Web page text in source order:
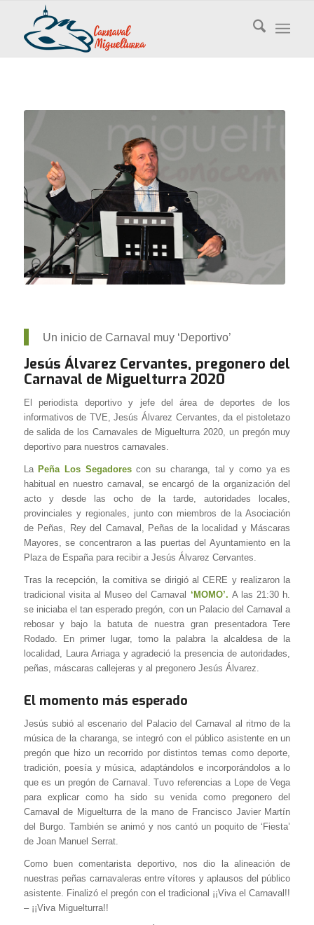
Un inicio de Carnaval muy ‘Deportivo’
Jesús Álvarez Cervantes, pregonero del
Carnaval de Miguelturra 2020
El periodista deportivo y jefe del área de deportes de los
informativos de TVE, Jesús Álvarez Cervantes, da el pistoletazo
de salida de los Carnavales de Miguelturra 2020, un pregón muy
deportivo para nuestros carnavales.
La Peña Los Segadorescon su charanga, tal y como ya es
habitual en nuestro carnaval, se encargó de la organización del
acto y desde las ocho de la tarde, autoridades locales,
provinciales y regionales, junto con miembros de la Asociación
de Peñas, Rey del Carnaval, Peñas de la localidad y Máscaras
Mayores, se concentraron a las puertas del Ayuntamiento en la
Plaza de España para recibir a Jesús Álvarez Cervantes.
Tras la recepción, la comitiva se dirigió al CERE y realizaron la
tradicional visita al Museo del Carnaval ‘MOMO’. A las 21:30 h.
se iniciaba el tan esperado pregón, con un Palacio del Carnaval a
rebosar y bajo la batuta de nuestra gran presentadora Tere
Rodado. En primer lugar, tomo la palabra la alcaldesa de la
localidad, Laura Arriaga y agradeció la presencia de autoridades,
peñas, máscaras callejeras y al pregonero Jesús Álvarez.
El momento más esperado
Jesús subió al escenario del Palacio del Carnaval al ritmo de la
música de la charanga, se integró con el público asistente en un
pregón que hizo un recorrido por distintos temas como deporte,
tradición, poesía y música, adaptándolos e incorporándolos a lo
que es un pregón de Carnaval. Tuvo referencias a Lope de Vega
para explicar como ha sido su venida como pregonero del
Carnaval de Miguelturra de la mano de Francisco Javier Martín
del Burgo. También se animó y nos cantó un poquito de ‘Fiesta’
de Joan Manuel Serrat.
Como buen comentarista deportivo, nos dio la alineación de
nuestras peñas carnavaleras entre vítores y aplausos del público
asistente. Finalizó el pregón con el tradicional ¡¡Viva el Carnaval!!
– ¡¡Viva Miguelturra!!